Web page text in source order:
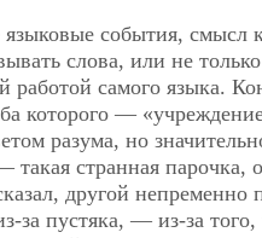
события, смысл
слова, или не
работой самого языка.
которого —
разума, но
странная парочка,
другой непременно
за пустяка, — из-за